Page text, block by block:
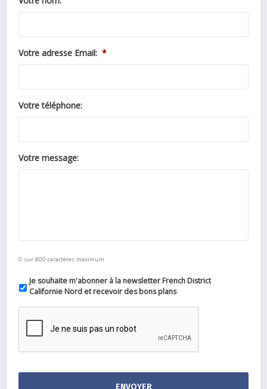
Votre adresse Email: *
Votre téléphone:
Votre message:
0 sur 800 caractères maximum
Je souhaite m'abonner à la newsletter French District
Californie Nord et recevoir des bons plans